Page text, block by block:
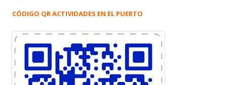
CÓDIGO QR ACTIVIDADES EN EL PUERTO